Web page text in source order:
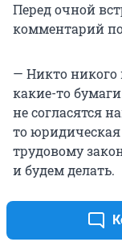
Перед очной
комментарий
— Никто никого
какие-то
не согласятся
то
трудовому
и будем делать.
Он
модернизации